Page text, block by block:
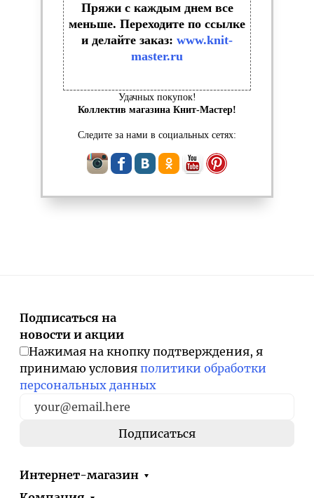
Пряжи с каждым днем все
меньше. Переходите по ссылке
и делайте заказ: www.knit-
master.ru
Удачных покупок!
Коллектив магазина Книт-Мастер!
Следите за нами в социальных сетях:
Подписаться на
новости и акции
Нажимая на кнопку подтверждения, я
принимаю условия политики обработки
персональных данных
Интернет-магазин